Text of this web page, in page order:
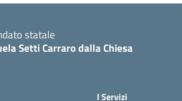
statale
Setti Carraro dalla Chiesa
I Servizi